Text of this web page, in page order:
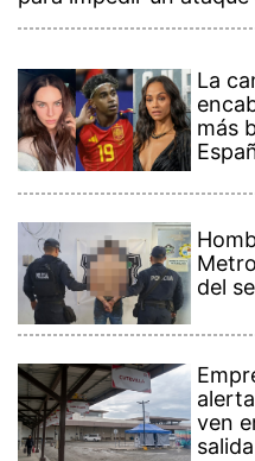
La
más
del
ven
salida